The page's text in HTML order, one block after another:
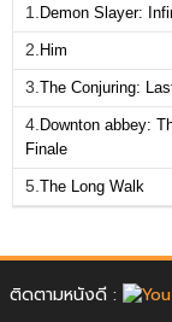
1. Demon Slayer:
2. Him
3. The Conjuring:
4. Downton abbey:
Finale
5. The Long Walk
ติดตามหนังดี :